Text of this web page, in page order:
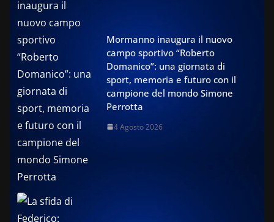
Mormanno inaugura il nuovo
campo sportivo “Roberto
Domanico”: una giornata di
sport, memoria e futuro con il
campione del mondo Simone
Perrotta
4 Agosto 2026